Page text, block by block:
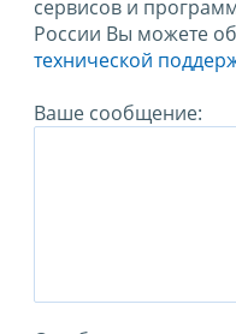
сервисов и
России Вы можете
технической
Ваше сообщение: